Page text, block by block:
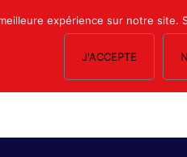
NOS SECTIONS LE
expérience sur notre
J'ACCEPTE